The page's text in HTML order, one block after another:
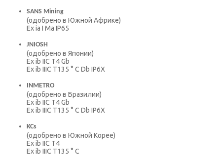
SANS Mining
(одобрено в Южной Африке)
Ex ia I Ma IP65
JNIOSH
(одобрено в Японии)
Ex ib IIC T4 Gb
Ex ib IIIC T135 ° C Db IP6X
INMETRO
(одобрено в Бразилии)
Ex ib IIC T4 Gb
Ex ib IIIC T135 ° C Db IP6X
KCs
(одобрено в Южной Корее)
Ex ib IIC T4
Ex ib IIIC T135 ° C